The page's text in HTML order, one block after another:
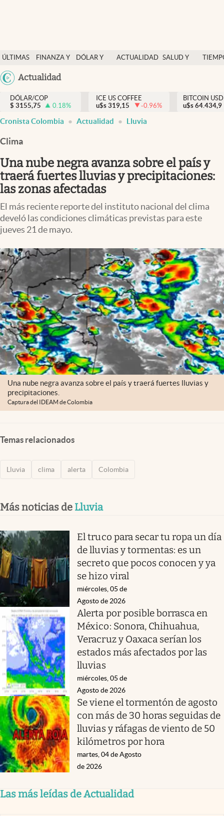
ÚLTIMAS
NOTICIAS
FINANZA Y
DÓLAR Y
ACTUALIDAD SALUD Y
México
Actualidad
Salud y nutrición
Vida espiritual
Actualidad
Colombia
DÓLAR/COP
$ 3155,75 0.18%
ICE US COFFEE
u$s 319,15 -0.96%
BITCOIN USD
u$s 64.434,9
Cronista Colombia Actualidad Lluvia
Clima
Una nube negra avanza sobre el país y
traerá fuertes lluvias y precipitaciones:
las zonas afectadas
El más reciente reporte del instituto nacional del clima
develó las condiciones climáticas previstas para este
jueves 21 de mayo.
Una nube negra avanza sobre el país y traerá fuertes lluvias y
precipitaciones.
Captura del IDEAM de Colombia
Temas relacionados
Lluvia clima alerta Colombia
Más noticias de Lluvia
El truco para secar tu ropa un día
de lluvias y tormentas: es un
secreto que pocos conocen y ya
se hizo viral
miércoles, 05 de
Agosto de 2026
Alerta por posible borrasca en
México: Sonora, Chihuahua,
Veracruz y Oaxaca serían los
estados más afectados por las
lluvias
miércoles, 05 de
Agosto de 2026
Se viene el tormentón de agosto
con más de 30 horas seguidas de
lluvias y ráfagas de viento de 50
kilómetros por hora
martes, 04 de Agosto
de 2026
Las más leídas de Actualidad